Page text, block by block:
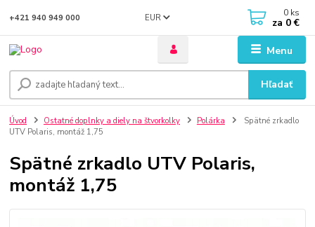
Menu
EUR
Hľadať
+421 940 949 000 0 ks
za 0 €
Úvod Ostatné doplnky a diely na štvorkolky Polárka
Spätné zrkadlo
UTV Polaris, montáž 1,75
Spätné zrkadlo UTV Polaris,
montáž 1,75